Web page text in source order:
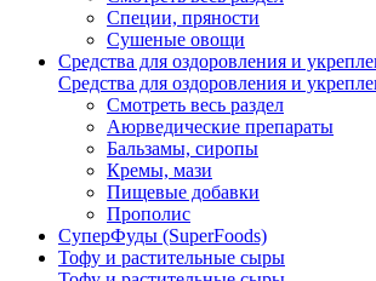
Специи, пряности
Сушеные овощи
Средства для оздоровления и
Средства для оздоровления и
Смотреть весь раздел
Аюрведические препараты
Бальзамы, сиропы
Кремы, мази
Пищевые добавки
Прополис
СуперФуды (SuperFoods)
Тофу и растительные сыры